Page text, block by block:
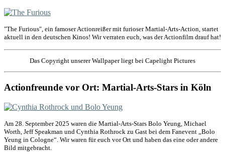
"The Furious", ein famoser Actionreißer mit furioser Martial-Arts-Action, startet
aktuell in den deutschen Kinos! Wir verraten euch, was der Actionfilm drauf hat!
Das Copyright unserer Wallpaper liegt bei Capelight Pictures
Actionfreunde vor Ort: Martial-Arts-Stars in Köln
Am 28. September 2025 waren die Martial-Arts-Stars Bolo Yeung, Michael
Worth, Jeff Speakman und Cynthia Rothrock zu Gast bei dem Fanevent „Bolo
Yeung in Cologne“. Wir waren für euch vor Ort und haben das eine oder andere
Bild mitgebracht.